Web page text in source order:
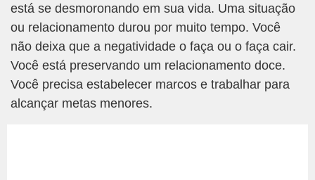
está se desmoronando em sua vida. Uma situação
ou relacionamento durou por muito tempo. Você
não deixa que a negatividade o faça ou o faça cair.
Você está preservando um relacionamento doce.
Você precisa estabelecer marcos e trabalhar para
alcançar metas menores.